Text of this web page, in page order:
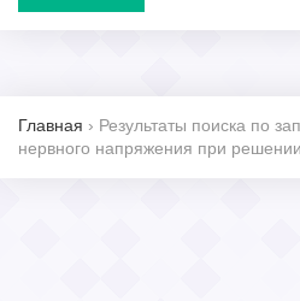
Главная › Результаты поиска по
нервного напряжения при